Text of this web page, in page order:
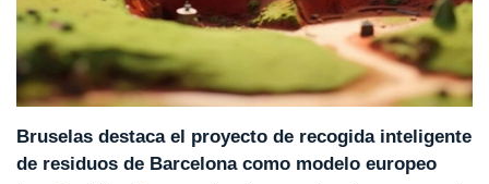
Bruselas destaca el proyecto de recogida inteligente
de residuos de Barcelona como modelo europeo